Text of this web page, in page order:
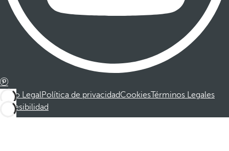
Aviso LegalPolítica de privacidadCookiesTérminos Legales
Accesibilidad